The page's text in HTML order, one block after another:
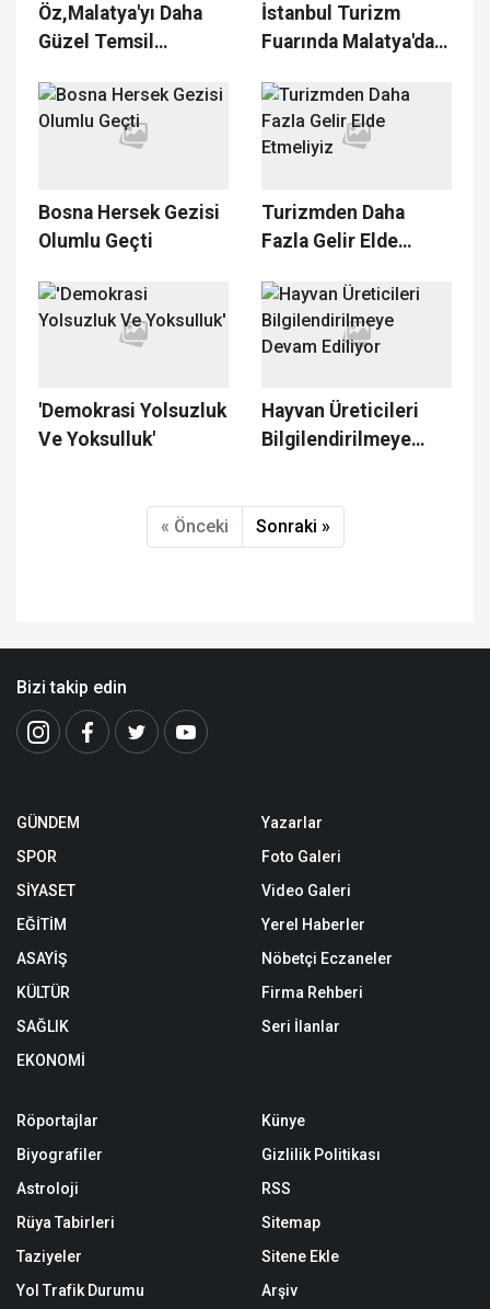
Öz,Malatya'yı Daha
Güzel Temsil
İstanbul Turizm
Fuarında Malatya'da
Bosna Hersek Gezisi
Olumlu Geçti
Turizmden Daha
Fazla Gelir Elde
'Demokrasi Yolsuzluk
Ve Yoksulluk'
Hayvan Üreticileri
Bilgilendirilmeye
« Önceki Sonraki »
Bizi takip edin
GÜNDEM
SPOR
SİYASET
EĞİTİM
ASAYİŞ
KÜLTÜR
SAĞLIK
EKONOMİ
Yazarlar
Foto Galeri
Video Galeri
Yerel Haberler
Nöbetçi Eczaneler
Firma Rehberi
Seri İlanlar
Röportajlar
Biyografiler
Astroloji
Rüya Tabirleri
Taziyeler
Yol Trafik Durumu
Künye
Gizlilik Politikası
RSS
Sitemap
Sitene Ekle
Arşiv